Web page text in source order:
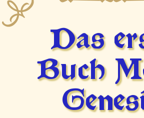
Das
Buch